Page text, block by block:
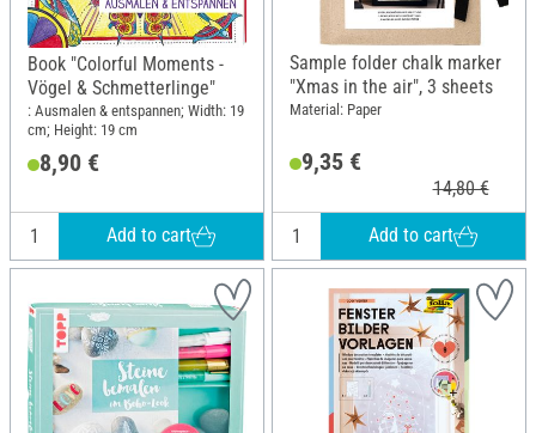
Book "Colorful Moments -
Vögel & Schmetterlinge"
: Ausmalen & entspannen; Width: 19
cm; Height: 19 cm
8,90 €
Add to cart
Sample folder chalk marker
"Xmas in the air", 3 sheets
Material: Paper
9,35 €
14,80 €
Add to cart